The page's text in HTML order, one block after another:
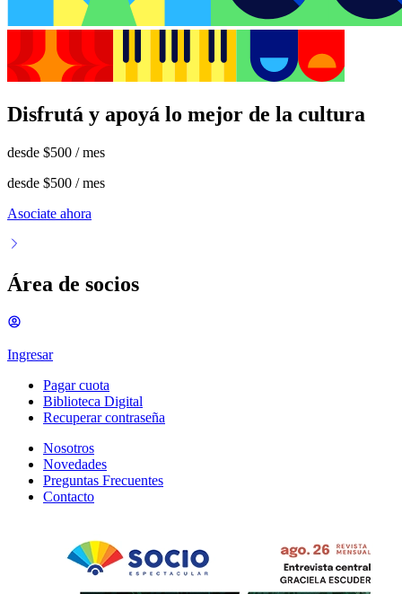
Disfrutá y apoyá lo mejor de la cultura
desde $500 / mes
desde $500 / mes
Asociate ahora
Área de socios
Ingresar
Pagar cuota
Biblioteca Digital
Recuperar contraseña
Nosotros
Novedades
Preguntas Frecuentes
Contacto